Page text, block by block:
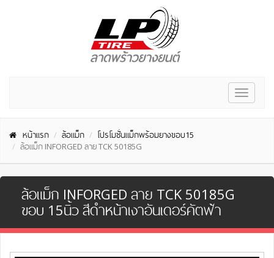
Toggle
หน้าแรก ล้อแม็ก
โปรโมชั่นแม็กพร้อมยางขอบ15
ล้อแม็ก INFORGED ลาย TCK 50185G
ล้อแม็ก INFORGED ลาย TCK 50185G
ขอบ 15นิ้ว สีดำหน้าเงาอันเดอร์คัตฟ้า